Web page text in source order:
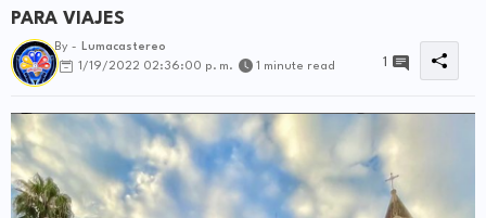
PARA VIAJES
By -
Lumacastereo
1/19/2022 02:36:00 p. m.
1 minute read 1